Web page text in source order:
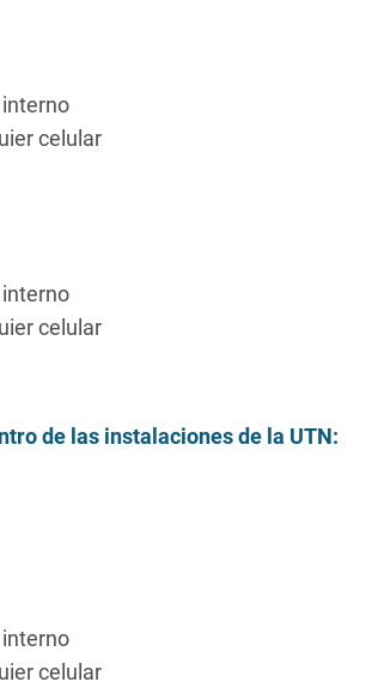
celular
celular
de las instalaciones de la UTN:
celular